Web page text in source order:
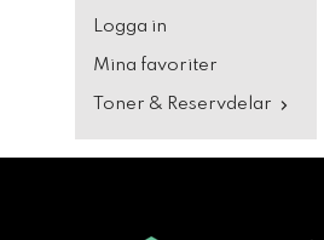
Logga in
Mina favoriter
Toner & Reservdelar